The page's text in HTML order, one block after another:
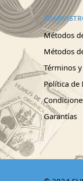
Métodos
Métodos
Términos
Política de
Garantías